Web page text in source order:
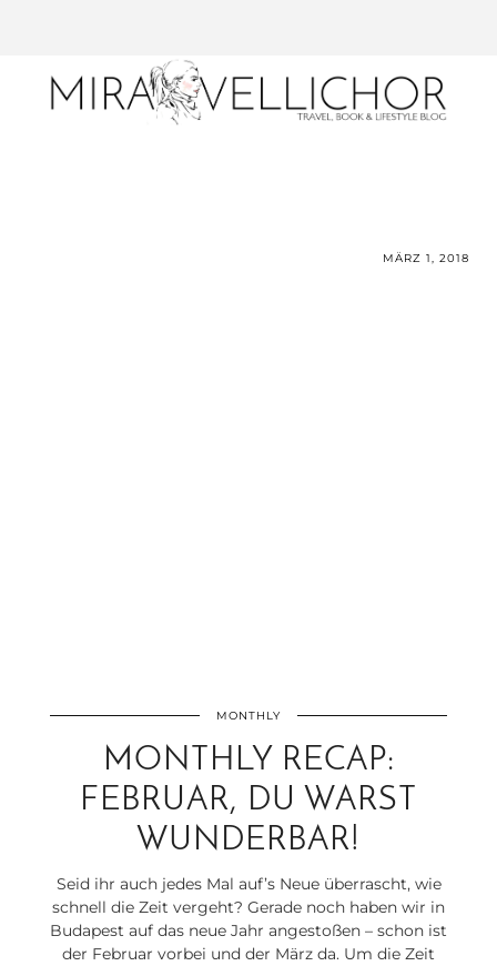
MÄRZ 1, 2018
MONTHLY
MONTHLY RECAP:
FEBRUAR, DU WARST
WUNDERBAR!
Seid ihr auch jedes Mal auf’s Neue überrascht, wie
schnell die Zeit vergeht? Gerade noch haben wir in
Budapest auf das neue Jahr angestoßen – schon ist
der Februar vorbei und der März da. Um die Zeit